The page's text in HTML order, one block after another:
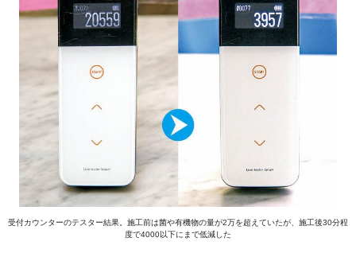
受付カウンターのテスター結果。施工前は菌や有機物の量が2万を超えていたが、施工後30分程
度で4000以下にまで低減した